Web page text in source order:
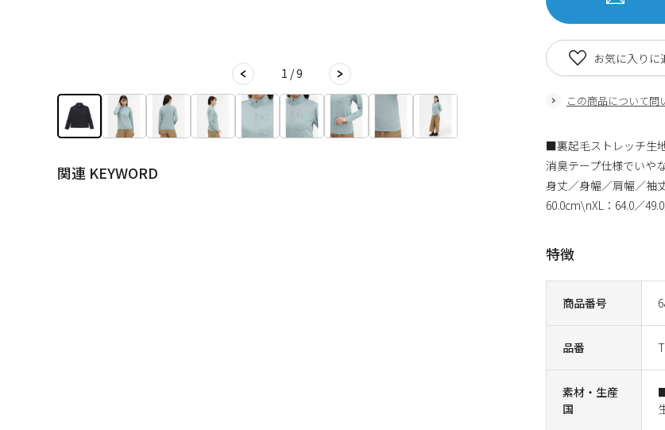
1 / 9
関連 KEYWORD
商品番号
品番
素材・生産
国
この商品について問
お気に入りに
■裏起毛ストレッチ生
消臭テープ仕様でいや
身丈／身幅／肩幅／袖
60.0cm\nXL：64.0／
特徴